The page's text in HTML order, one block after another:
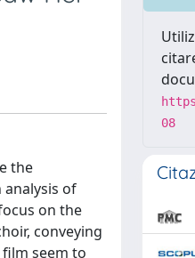
the
of
on the
conveying
seem to
08